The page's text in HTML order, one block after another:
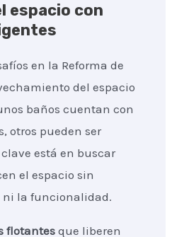
espacio con
en la Reforma de
del espacio
baños cuentan con
otros pueden ser
está en buscar
el espacio sin
ni la funcionalidad.
flotantes que liberen